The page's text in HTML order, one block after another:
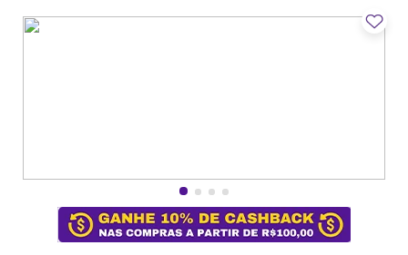
2º
Pratos
7º
Tapete
Aparelho Jantar
Xicara